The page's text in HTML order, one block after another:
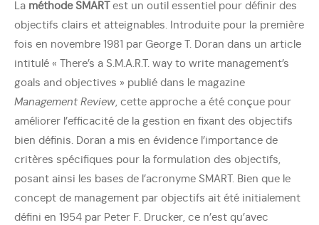
La méthode SMART
est un outil essentiel pour définir des
objectifs clairs et atteignables. Introduite pour la première
fois en novembre 1981 par George T. Doran dans un article
intitulé « There’s a S.M.A.R.T. way to write management’s
goals and objectives » publié dans le magazine
Management Review, cette approche a été conçue pour
améliorer l’efficacité de la gestion en fixant des objectifs
bien définis. Doran a mis en évidence l’importance de
critères spécifiques pour la formulation des objectifs,
posant ainsi les bases de l’acronyme SMART. Bien que le
concept de management par objectifs ait été initialement
défini en 1954 par Peter F. Drucker, ce n’est qu’avec